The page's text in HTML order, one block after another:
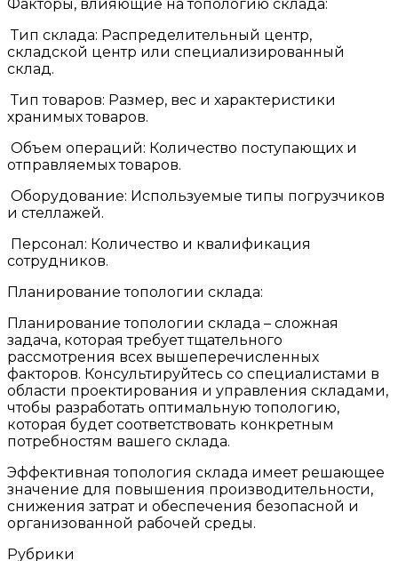
Факторы, влияющие на топологию склада:
Тип склада: Распределительный центр,
складской центр или специализированный
склад.
Тип товаров: Размер, вес и характеристики
хранимых товаров.
Объем операций: Количество поступающих и
отправляемых товаров.
Оборудование: Используемые типы погрузчиков
и стеллажей.
Персонал: Количество и квалификация
сотрудников.
Планирование топологии склада:
Планирование топологии склада – сложная
задача, которая требует тщательного
рассмотрения всех вышеперечисленных
факторов. Консультируйтесь со специалистами в
области проектирования и управления складами,
чтобы разработать оптимальную топологию,
которая будет соответствовать конкретным
потребностям вашего склада.
Эффективная топология склада имеет решающее
значение для повышения производительности,
снижения затрат и обеспечения безопасной и
организованной рабочей среды.
Рубрики